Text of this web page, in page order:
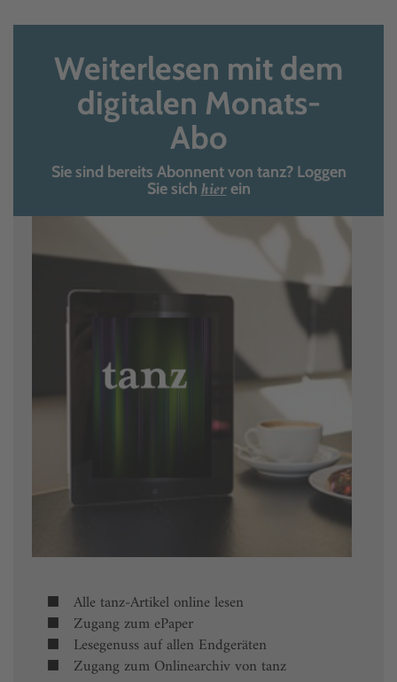
Weiterlesen mit dem
digitalen Monats-
Abo
Sie sind bereits Abonnent von tanz? Loggen
Sie sich hierein
Alle tanz-Artikel online lesen
Zugang zum ePaper
Lesegenuss auf allen Endgeräten
Zugang zum Onlinearchiv von tanz